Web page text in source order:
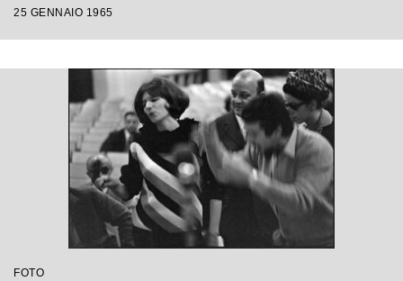
25 GENNAIO 1965
FOTO